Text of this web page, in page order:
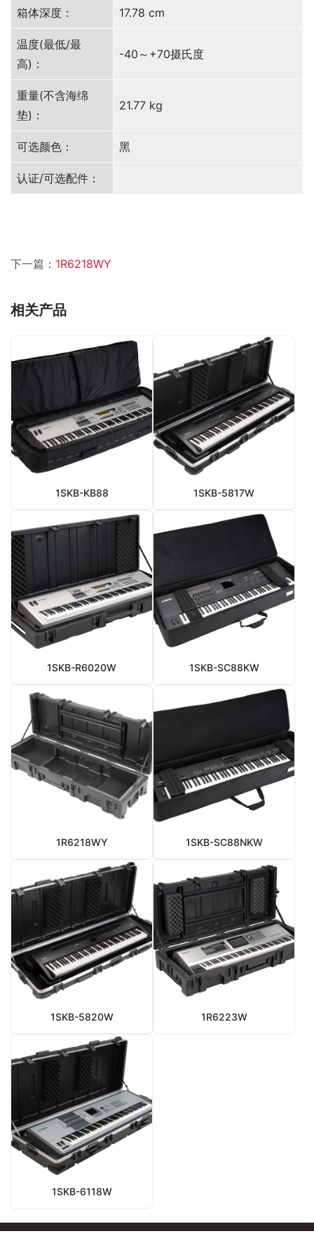
箱体深度： 17.78 cm
温度(最低/最
高)：
-40～+70摄氏度
重量(不含海绵
垫)：
21.77 kg
可选颜色： 黑
认证/可选配件：
下一篇： 1R6218WY
相关产品
1SKB-KB88 1SKB-5817W
1SKB-R6020W 1SKB-SC88KW
1R6218WY 1SKB-SC88NKW
1SKB-5820W 1R6223W
1SKB-6118W